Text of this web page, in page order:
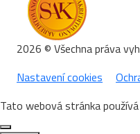
2026 © Všechna práva
Nastavení cookies
Tato webová stránka